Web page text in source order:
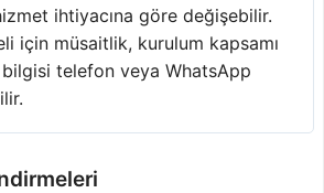
ihtiyacına göre değişebilir.
için müsaitlik, kurulum kapsamı
telefon veya WhatsApp